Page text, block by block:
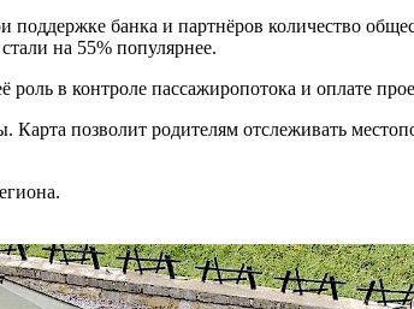
банка и партнёров количество
на 55% популярнее.
в контроле пассажиропотока и оплате
позволит родителям отслеживать